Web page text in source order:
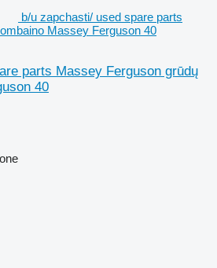
b/u zapchasti/ used spare parts
Massey Ferguson 40
parts Massey Ferguson grūdų
40